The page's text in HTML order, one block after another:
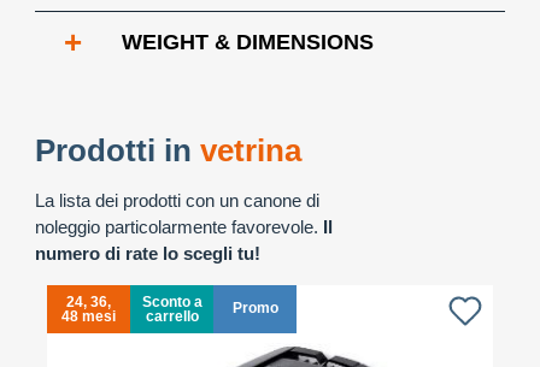
+ WEIGHT & DIMENSIONS
Prodotti in vetrina
La lista dei prodotti con un canone di
noleggio particolarmente favorevole. Il
numero di rate lo scegli tu!
24, 36,
48 mesi
Sconto a
carrello
Promo